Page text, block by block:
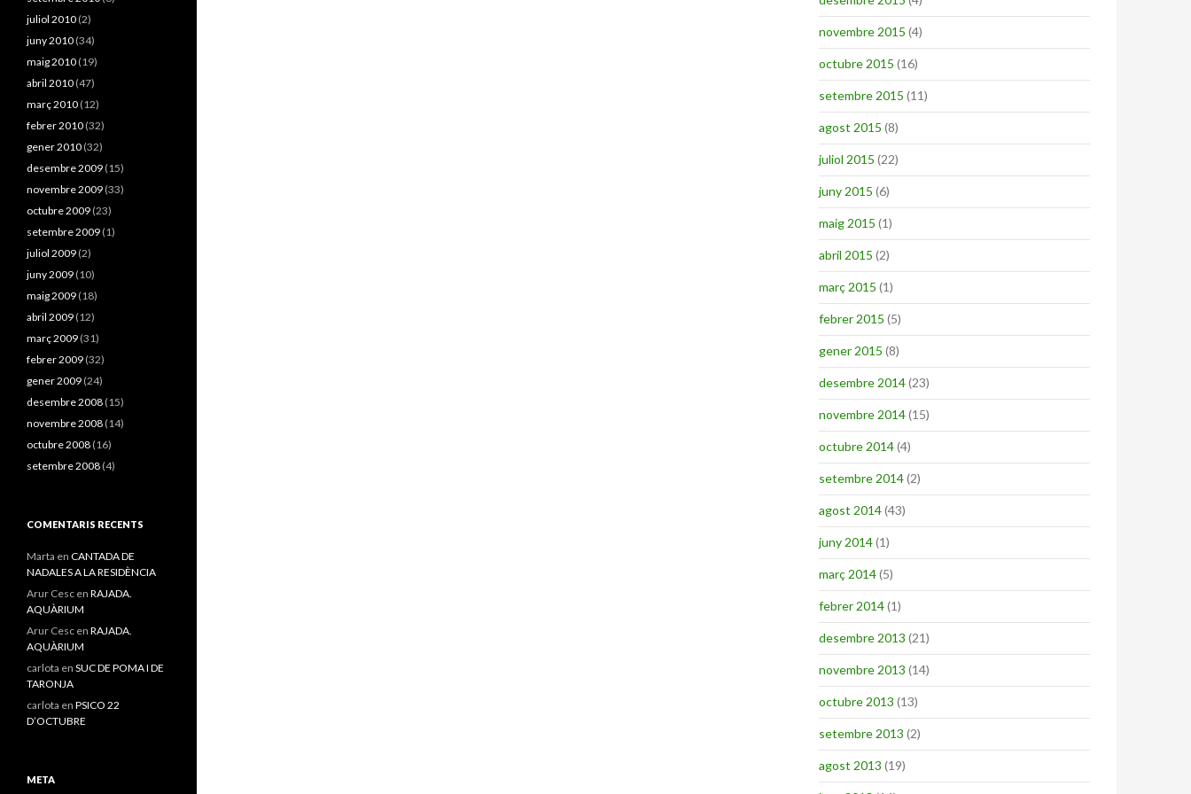
novembre 2015 (4)
octubre 2015 (16)
setembre 2015 (11)
agost 2015 (8)
juliol 2015 (22)
juny 2015 (6)
maig 2015 (1)
abril 2015 (2)
març 2015 (1)
febrer 2015 (5)
gener 2015 (8)
desembre 2014(23)
novembre 2014(15)
octubre 2014(4)
setembre 2014(2)
agost 2014(43)
juny 2014(1)
març 2014(5)
febrer 2014(1)
desembre 2013 (21)
novembre 2013 (14)
octubre 2013 (13)
setembre 2013 (2)
agost 2013 (19)
juliol 2010 (2)
juny 2010 (34)
maig 2010 (19)
abril 2010 (47)
març 2010 (12)
febrer 2010 (32)
gener 2010 (32)
desembre 2009 (15)
novembre 2009 (33)
octubre 2009 (23)
setembre 2009 (1)
juliol 2009 (2)
juny 2009 (10)
maig 2009 (18)
abril 2009 (12)
març 2009 (31)
febrer 2009 (32)
gener 2009 (24)
desembre 2008 (15)
novembre 2008 (14)
octubre 2008 (16)
setembre 2008 (4)
COMENTARIS RECENTS
Marta en CANTADA DE
NADALES A LA RESIDÈNCIA
Arur Cesc en RAJADA.
AQUÀRIUM
Arur Cesc en RAJADA.
AQUÀRIUM
carlota en SUC DE POMA I DE
TARONJA
carlota en PSICO 22
D’OCTUBRE
META